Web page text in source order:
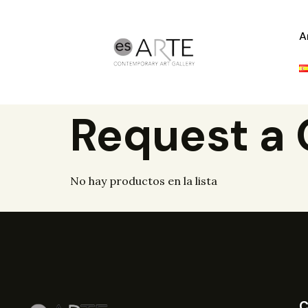
Request a
No hay productos en la lista